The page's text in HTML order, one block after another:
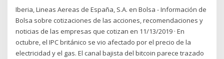
Iberia, Lineas Aereas de España, S.A. en Bolsa - Información de
Bolsa sobre cotizaciones de las acciones, recomendaciones y
noticias de las empresas que cotizan en 11/13/2019 · En
octubre, el IPC británico se vio afectado por el precio de la
electricidad y el gas. El canal bajista del bitcoin parece trazado